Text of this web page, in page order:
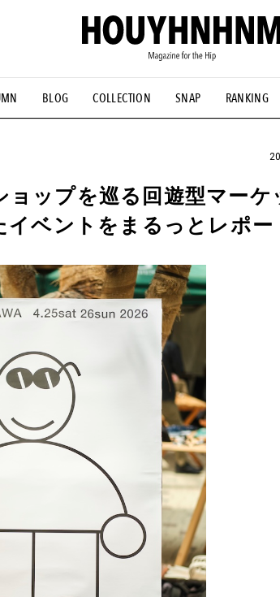
BLOG COLLECTION SNAP RANKING
#古着サミット #NEW VINTAGE #マイナ
#FOCUS IT #AH.H #ととけん #FASHION
ョップを巡る回遊型マーケ
ベントをまるっとレポー